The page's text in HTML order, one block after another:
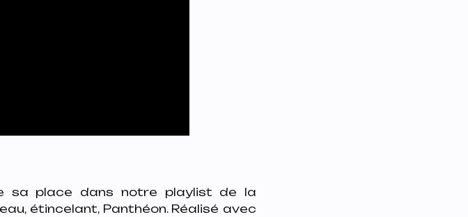
sa place dans notre playlist de la
étincelant, Panthéon. Réalisé avec